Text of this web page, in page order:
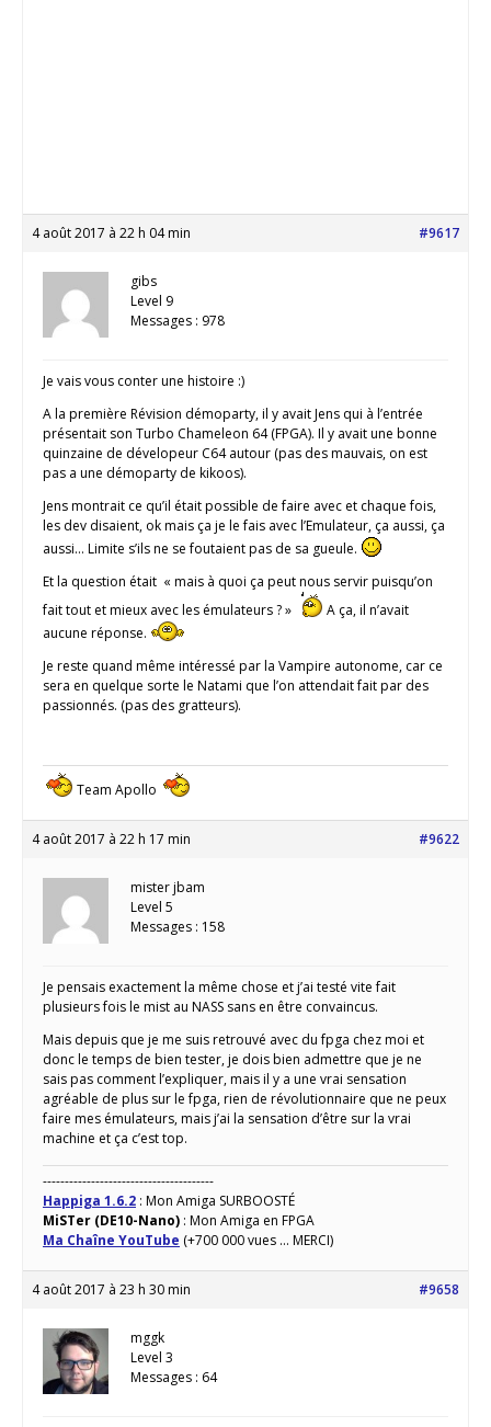
4 août 2017 à 22 h 04 min #9617
gibs
Level 9
Messages : 978
Je vais vous conter une histoire :)
A la première Révision démoparty, il y avait Jens qui à l’entrée
présentait son Turbo Chameleon 64 (FPGA). Il y avait une bonne
quinzaine de dévelopeur C64 autour (pas des mauvais, on est
pas a une démoparty de kikoos).
Jens montrait ce qu’il était possible de faire avec et chaque fois,
les dev disaient, ok mais ça je le fais avec l’Emulateur, ça aussi, ça
aussi… Limite s’ils ne se foutaient pas de sa gueule.
Et la question était « mais à quoi ça peut nous servir puisqu’on
fait tout et mieux avec les émulateurs ? »
A ça, il n’avait
aucune réponse.
Je reste quand même intéressé par la Vampire autonome, car ce
sera en quelque sorte le Natami que l’on attendait fait par des
passionnés. (pas des gratteurs).
Team Apollo
4 août 2017 à 22 h 17 min #9622
mister jbam
Level 5
Messages : 158
Je pensais exactement la même chose et j’ai testé vite fait
plusieurs fois le mist au NASS sans en être convaincus.
Mais depuis que je me suis retrouvé avec du fpga chez moi et
donc le temps de bien tester, je dois bien admettre que je ne
sais pas comment l’expliquer, mais il y a une vrai sensation
agréable de plus sur le fpga, rien de révolutionnaire que ne peux
faire mes émulateurs, mais j’ai la sensation d’être sur la vrai
machine et ça c’est top.
---------------------------------------
Happiga 1.6.2 : Mon Amiga SURBOOSTÉ
MiSTer (DE10-Nano) : Mon Amiga en FPGA
Ma Chaîne YouTube (+700 000 vues ... MERCI)
4 août 2017 à 23 h 30 min #9658
mggk
Level 3
Messages : 64